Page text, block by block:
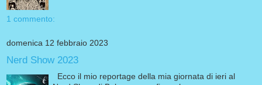
1 commento:
domenica 12 febbraio 2023
Nerd Show 2023
Ecco il mio reportage della mia giornata di ieri al